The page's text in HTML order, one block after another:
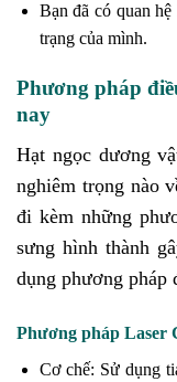
Bạn đã có quan
trạng của mình.
Phương pháp
nay
Hạt ngọc dương
nghiêm trọng nào
đi kèm những
sưng hình thành
dụng phương pháp
Phương pháp Laser
Cơ chế: Sử dụng